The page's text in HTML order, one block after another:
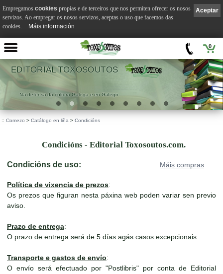
0
EDITORIAL TOXOSOUTOS
Na defensa da cultura Galega e en Galego
:: Comezo > Catálogo en liña > Condicións
Condicións - Editorial Toxosoutos.com.
Máis compras
Condicións de uso:
Política de vixencia de prezos:
Os prezos que figuran nesta páxina web poden variar sen previo
aviso.
Prazo de entrega:
O prazo de entrega será de 5 días agás casos excepcionais.
Transporte e gastos de envío:
O envío será efectuado por "Postlibris" por conta de Editorial
Aceptar
Empregamos cookies propias e de terceiros que nos permiten ofrecer os nosos
servizos. Ao empregar os nosos servizos, aceptas o uso que facemos das
cookies.
Máis información